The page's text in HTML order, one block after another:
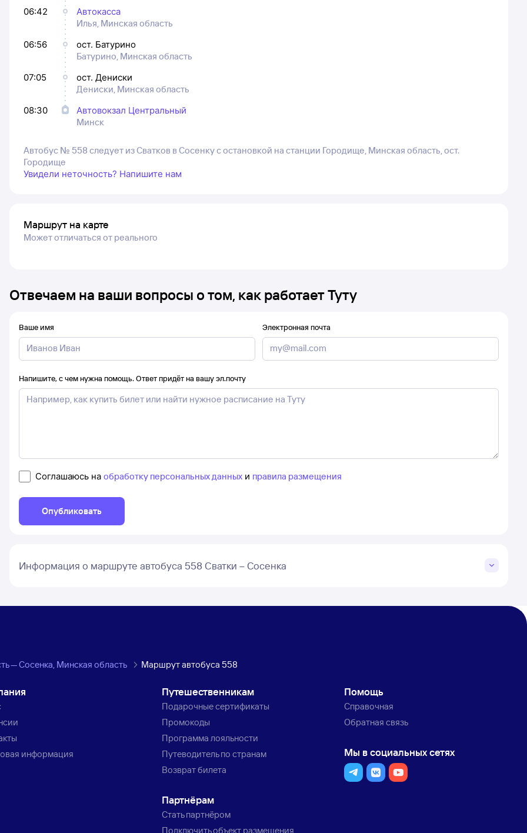
06:42
Автокасса
Илья, Минская область
06:56
ост. Батурино
Батурино, Минская область
07:05
ост. Дениски
Дениски, Минская область
08:30
Автовокзал Центральный
Минск
Автобус № 558 следует из Сватков в Сосенку с остановкой на станции Городище, Минская область, ост.
Городище
Увидели неточность? Напишите нам
Маршрут на карте
Может отличаться от реального
Отвечаем на ваши вопросы о том, как работает Туту
Ваше имя Электронная почта
Напишите, с чем нужна помощь. Ответ придёт на вашу эл.почту
Соглашаюсь на обработку персональных данных и правила размещения
Опубликовать
Информация о маршруте автобуса 558 Сватки – Сосенка
— Сосенка, Минская область Маршрут автобуса 558
информация
Путешественникам
Подарочные сертификаты
Промокоды
Программа лояльности
Путеводитель по странам
Возврат билета
Партнёрам
Стать партнёром
Подключить объект размещения
Помощь
Справочная
Обратная связь
Мы в социальных сетях